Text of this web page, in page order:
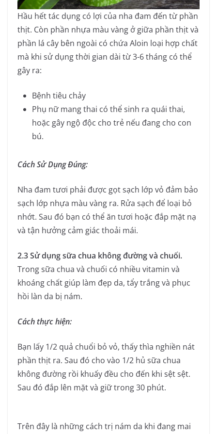
Hầu hết tác dụng có lợi của nha đam đến từ phần
thịt. Còn phần nhựa màu vàng ở giữa phần thịt và
phần lá cây bên ngoài có chứa Aloin loại hợp chất
mà khi sử dụng thời gian dài từ 3-6 tháng có thể
gây ra:
Bệnh tiêu chảy
Phụ nữ mang thai có thể sinh ra quái thai,
hoặc gây ngộ độc cho trẻ nếu đang cho con
bú.
Cách Sử Dụng Đúng:
Nha đam tươi phải được gọt sạch lớp vỏ đảm bảo
sạch lớp nhựa màu vàng ra. Rửa sạch để loại bỏ
nhớt. Sau đó bạn có thể ăn tươi hoặc đắp mặt nạ
và tận hưởng cảm giác thoải mái.
2.3 Sử dụng sữa chua không đường và chuối.
Trong sữa chua và chuối có nhiều vitamin và
khoáng chất giúp làm đẹp da, tẩy trắng và phục
hồi làn da bị nám.
Cách thực hiện:
Bạn lấy 1/2 quả chuổi bỏ vỏ, thấy thìa nghiền nát
phần thịt ra. Sau đó cho vào 1/2 hủ sữa chua
không đường rồi khuấy đều cho đến khi sệt sệt.
Sau đó đắp lên mặt và giữ trong 30 phút.
Trên đây là những cách trị nám da khi đang mai